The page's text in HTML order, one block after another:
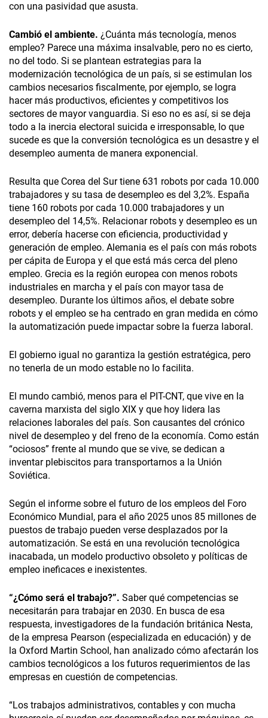
con una pasividad que asusta.
Cambió el ambiente. ¿Cuánta más tecnología, menos
empleo? Parece una máxima insalvable, pero no es cierto,
no del todo. Si se plantean estrategias para la
modernización tecnológica de un país, si se estimulan los
cambios necesarios fiscalmente, por ejemplo, se logra
hacer más productivos, eficientes y competitivos los
sectores de mayor vanguardia. Si eso no es así, si se deja
todo a la inercia electoral suicida e irresponsable, lo que
sucede es que la conversión tecnológica es un desastre y el
desempleo aumenta de manera exponencial.
Resulta que Corea del Sur tiene 631 robots por cada 10.000
trabajadores y su tasa de desempleo es del 3,2%. España
tiene 160 robots por cada 10.000 trabajadores y un
desempleo del 14,5%. Relacionar robots y desempleo es un
error, debería hacerse con eficiencia, productividad y
generación de empleo. Alemania es el país con más robots
per cápita de Europa y el que está más cerca del pleno
empleo. Grecia es la región europea con menos robots
industriales en marcha y el país con mayor tasa de
desempleo. Durante los últimos años, el debate sobre
robots y el empleo se ha centrado en gran medida en cómo
la automatización puede impactar sobre la fuerza laboral.
El gobierno igual no garantiza la gestión estratégica, pero
no tenerla de un modo estable no lo facilita.
El mundo cambió, menos para el PIT-CNT, que vive en la
caverna marxista del siglo XIX y que hoy lidera las
relaciones laborales del país. Son causantes del crónico
nivel de desempleo y del freno de la economía. Como están
“ociosos” frente al mundo que se vive, se dedican a
inventar plebiscitos para transportarnos a la Unión
Soviética.
Según el informe sobre el futuro de los empleos del Foro
Económico Mundial, para el año 2025 unos 85 millones de
puestos de trabajo pueden verse desplazados por la
automatización. Se está en una revolución tecnológica
inacabada, un modelo productivo obsoleto y políticas de
empleo ineficaces e inexistentes.
“¿Cómo será el trabajo?”. Saber qué competencias se
necesitarán para trabajar en 2030. En busca de esa
respuesta, investigadores de la fundación británica Nesta,
de la empresa Pearson (especializada en educación) y de
la Oxford Martin School, han analizado cómo afectarán los
cambios tecnológicos a los futuros requerimientos de las
empresas en cuestión de competencias.
“Los trabajos administrativos, contables y con mucha